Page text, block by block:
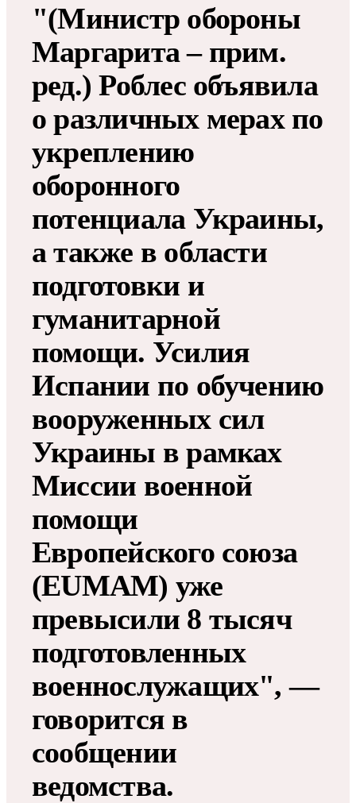
"(Министр обороны
Маргарита – прим.
ред​​​.) Роблес объявила
о различных мерах по
укреплению
оборонного
потенциала Украины,
а также в области
подготовки и
гуманитарной
помощи. Усилия
Испании по обучению
вооруженных сил
Украины в рамках
Миссии военной
помощи
Европейского союза
(EUMAM) уже
превысили 8 тысяч
подготовленных
военнослужащих", —
говорится в
сообщении
ведомства.